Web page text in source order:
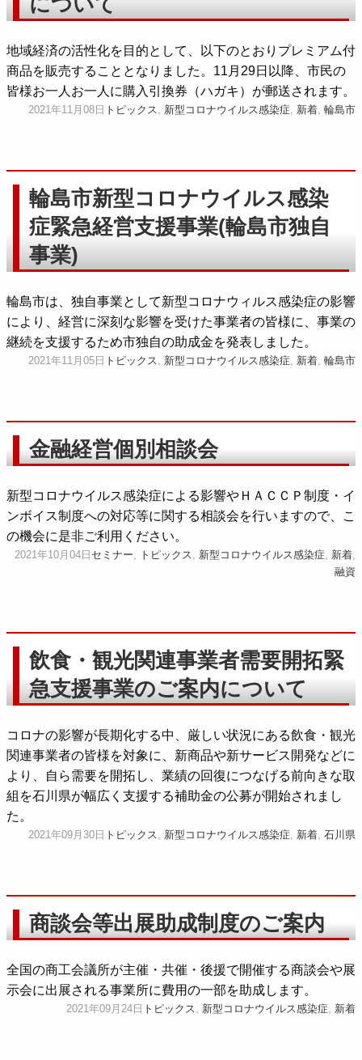
地域経済の活性化を目的として、以下のとおりプレミアム付
商品を販売することとなりました。11月29日以降、市民の
皆様お一人お一人に購入引換券（ハガキ）が郵送されます。
2021年11月08日 トピックス, 新型コロナウイルス感染症, 新着, 輪島市
輪島市新型コロナウイルス感染
症緊急経営支援事業(輪島市独自
事業)
輪島市は、独自事業として新型コロナウィルス感染症の影響
により、経営に深刻な影響を受けた事業者の皆様に、事業の
継続を支援するため市独自の助成金を発表しました。
2021年11月05日 トピックス, 新型コロナウイルス感染症, 新着, 輪島市
金融経営個別相談会
新型コロナウイルス感染症による影響やＨＡＣＣＰ制度・イ
ンボイス制度への対応等に関する相談会を行いますので、こ
の機会に是非ご利用ください。
2021年10月04日 セミナー, トピックス, 新型コロナウイルス感染症, 新着,
融資
飲食・観光関連事業者需要開拓緊
急支援事業のご案内について
コロナの影響が長期化する中、厳しい状況にある飲食・観光
関連事業者の皆様を対象に、新商品や新サービス開発などに
より、自ら需要を開拓し、業績の回復につなげる前向きな取
組を石川県が幅広く支援する補助金の公募が開始されまし
た。
2021年09月30日 トピックス, 新型コロナウイルス感染症, 新着, 石川県
商談会等出展助成制度のご案内
全国の商工会議所が主催・共催・後援で開催する商談会や展
示会に出展される事業所に費用の一部を助成します。
2021年09月24日 トピックス, 新型コロナウイルス感染症, 新着